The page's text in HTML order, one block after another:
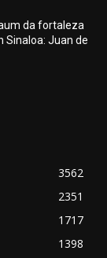
da fortaleza
Sinaloa: Juan de
3562
2351
1717
1398